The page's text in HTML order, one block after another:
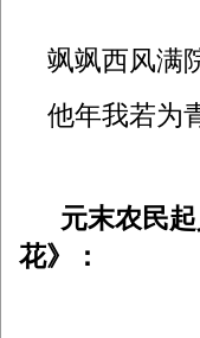
飒飒西风满
他年我若为
元末农民
花》：